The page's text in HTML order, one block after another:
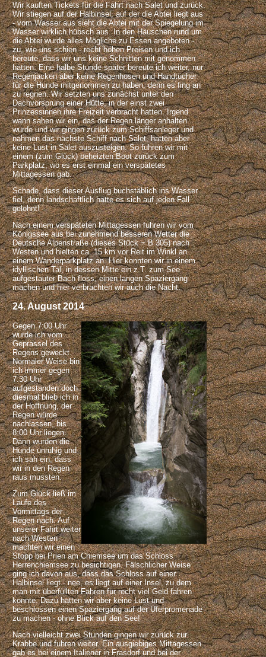
Wir kauften Tickets für die Fahrt nach Salet und zurück.
Wir stiegen auf der Halbinsel, auf der die Abtei liegt aus
- vom Wasser aus sieht die Abtei mit der Spiegelung im
Wasser wirklich hübsch aus. In den Häuschen rund um
die Abtei wurde alles Mögliche zu Essen angeboten -
zu, wie uns schien - recht hohen Preisen und ich
bereute, dass wir uns keine Schnitten mit genommen
hatten. Eine halbe Stunde später bereute ich weiter, nur
Regenjacken aber keine Regenhosen und Handtücher
für die Hunde mitgenommen zu haben, denn es fing an
zu regnen. Wir setzten uns zunächst unter den
Dachvorsprung einer Hütte, in der einst zwei
Prinzessinnen ihre Freizeit verbracht hatten. Irgend
wann sahen wir ein, das der Regen länger anhalten
wurde und wir gingen zurück zum Schiffsanleger und
nahmen das nächste Schiff nach Salet, hatten aber
keine Lust in Salet auszusteigen. So fuhren wir mit
einem (zum Glück) beheizten Boot zurück zum
Parkplatz, wo es erst einmal ein verspätetes
Mittagessen gab.
Schade, dass dieser Ausflug buchstäblich ins Wasser
fiel, denn landschaftlich hätte es sich auf jeden Fall
gelohnt!
Nach einem verspäteten Mittagessen fuhren wir vom
Königssee aus bei zunehmend besseren Wetter die
Deutsche Alpenstraße (dieses Stück = B 305) nach
Westen und hielten ca. 15 km vor Reit im Winkl an
einem Wanderparkplatz an. Hier konnten wir in einem
idyllischen Tal, in dessen Mitte ein z.T. zum See
aufgestauter Bach floss, einen langen Spaziergang
machen und hier verbrachten wir auch die Nacht.
24. August 2014
Gegen 7:00 Uhr
wurde ich vom
Geprassel des
Regens geweckt.
Normaler Weise bin
ich immer gegen
7:30 Uhr
aufgestanden doch
diesmal blieb ich in
der Hoffnung, der
Regen würde
nachlassen, bis
8:00 Uhr liegen.
Dann wurden die
Hunde unruhig und
ich sah ein, dass
wir in den Regen
raus mussten.
Zum Glück ließ im
Laufe des
Vormittags der
Regen nach. Auf
unserer Fahrt weiter
nach Westen
machten wir einen
Stopp bei Prien am Chiemsee um das Schloss
Herrenchiemsee zu besichtigen. Fälschlicher Weise
ging ich davon aus, dass das Schloss auf einer
Halbinsel liegt - nee, es liegt auf einer Insel, zu dem
man mit überfüllten Fähren für recht viel Geld fahren
konnte. Dazu hatten wir aber keine Lust und
beschlossen einen Spaziergang auf der Uferpromenade
zu machen - ohne Blick auf den See!
Nach vielleicht zwei Stunden gingen wir zurück zur
Krabbe und fuhren weiter. Ein ausgiebiges Mittagessen
gab es bei einem Italiener in Frasdorf und bei der